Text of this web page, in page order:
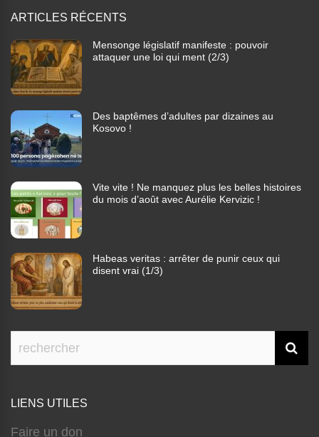
ARTICLES RÉCENTS
Mensonge législatif manifeste : pouvoir
attaquer une loi qui ment (2/3)
Des baptêmes d’adultes par dizaines au
Kosovo !
Vite vite ! Ne manquez plus les belles histoires
du mois d’août avec Aurélie Kervizic !
Habeas veritas : arrêter de punir ceux qui
disent vrai (1/3)
LIENS UTILES
Faire un don